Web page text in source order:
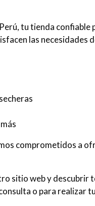
tu tienda confiable
las necesidades
comprometidos a
sitio web y descubrir
o para realizar